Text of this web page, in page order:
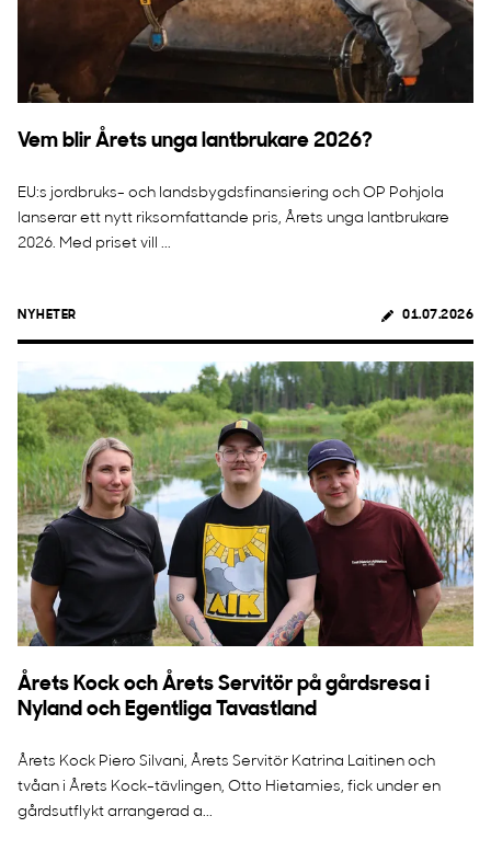
Vem blir Årets unga lantbrukare 2026?
EU:s jordbruks- och landsbygdsfinansiering och OP Pohjola
lanserar ett nytt riksomfattande pris, Årets unga lantbrukare
2026. Med priset vill ...
NYHETER 01.07.2026
Årets Kock och Årets Servitör på gårdsresa i
Nyland och Egentliga Tavastland
Årets Kock Piero Silvani, Årets Servitör Katrina Laitinen och
tvåan i Årets Kock-tävlingen, Otto Hietamies, fick under en
gårdsutflykt arrangerad a...